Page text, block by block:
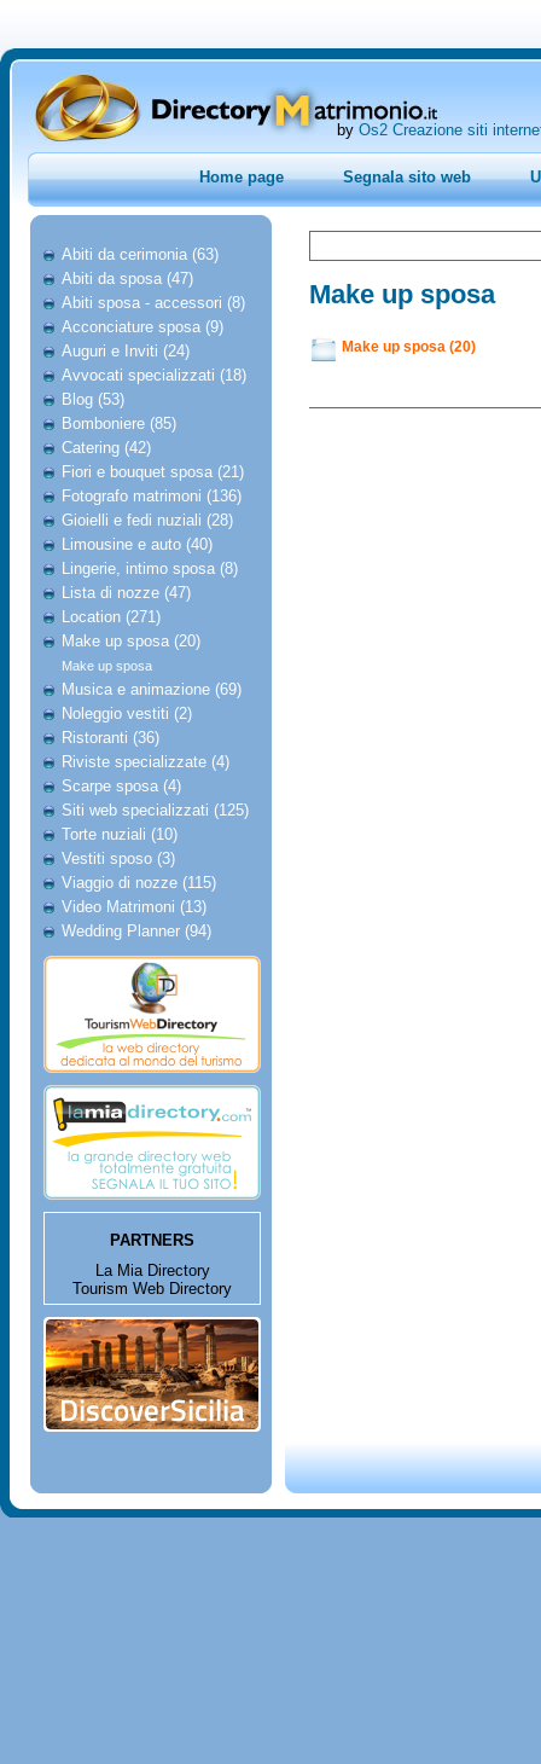
by Os2 Creazione siti
Home page Segnala sito web
Abiti da cerimonia (63)
Abiti da sposa (47)
Abiti sposa - accessori (8)
Acconciature sposa (9)
Auguri e Inviti (24)
Avvocati specializzati (18)
Blog (53)
Bomboniere (85)
Catering (42)
Fiori e bouquet sposa (21)
Fotografo matrimoni (136)
Gioielli e fedi nuziali (28)
Limousine e auto (40)
Lingerie, intimo sposa (8)
Lista di nozze (47)
Location (271)
Make up sposa (20)
Make up sposa
Musica e animazione (69)
Noleggio vestiti (2)
Ristoranti (36)
Riviste specializzate (4)
Scarpe sposa (4)
Siti web specializzati (125)
Torte nuziali (10)
Vestiti sposo (3)
Viaggio di nozze (115)
Video Matrimoni (13)
Wedding Planner (94)
PARTNERS
La Mia Directory
Tourism Web Directory
Make up sposa
Make up sposa (20)